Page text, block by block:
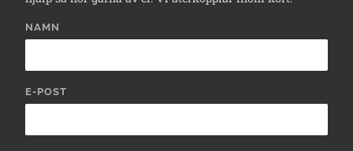
NAMN
E-POST